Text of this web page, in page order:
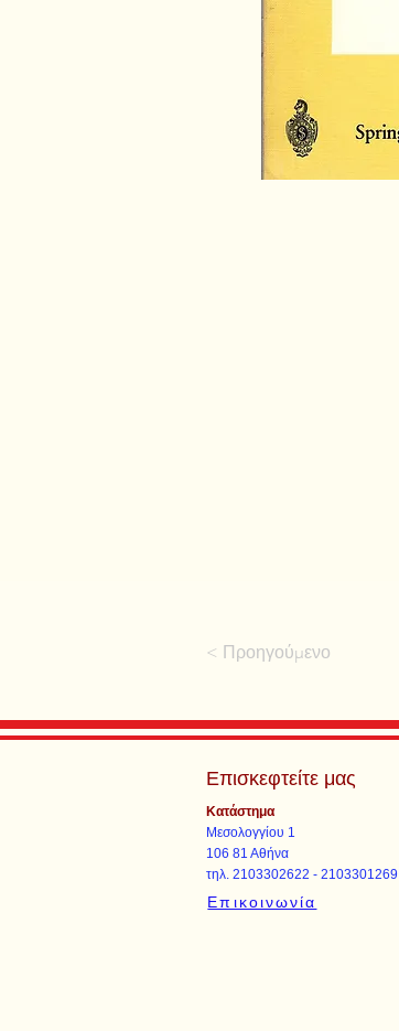
< Προηγούμενο
Επισκεφτείτε μας
Κατάστημα
Μεσολογγίου 1
106 81 Αθήνα
τηλ. 2103302622 - 2103301269
Επικοινωνία